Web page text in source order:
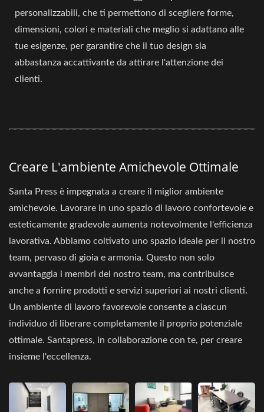
personalizzabili, che ti permettono di scegliere forme,
dimensioni, colori e materiali che meglio si adattano alle
tue esigenze, per garantire che il tuo design sia
abbastanza accattivante da attirare l'attenzione dei
clienti.
Creare L'ambiente Amichevole Ottimale
Santa Press è impegnata a creare il miglior ambiente
amichevole. Lavorare in uno spazio di lavoro confortevole e
esteticamente gradevole aumenta notevolmente l'efficienza
lavorativa. Abbiamo coltivato uno spazio ideale per il nostro
team, pervaso di gioia e armonia. Questo non solo
avvantaggia i membri del nostro team, ma contribuisce
anche a fornire prodotti e servizi superiori ai nostri clienti.
Un ambiente di lavoro favorevole consente a ciascun
individuo di liberare completamente il proprio potenziale
ottimale. Santapress, in collaborazione con te, per creare
insieme l'eccellenza.